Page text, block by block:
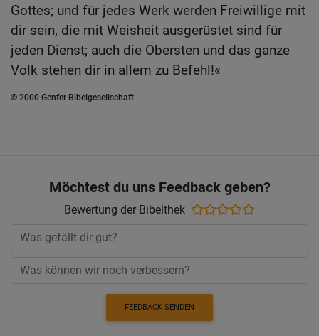
Gottes; und für jedes Werk werden Freiwillige mit
dir sein, die mit Weisheit ausgerüstet sind für
jeden Dienst; auch die Obersten und das ganze
Volk stehen dir in allem zu Befehl!«
© 2000 Genfer Bibelgesellschaft
Möchtest du uns Feedback geben?
Bewertung der Bibelthek
FEEDBACK SENDEN